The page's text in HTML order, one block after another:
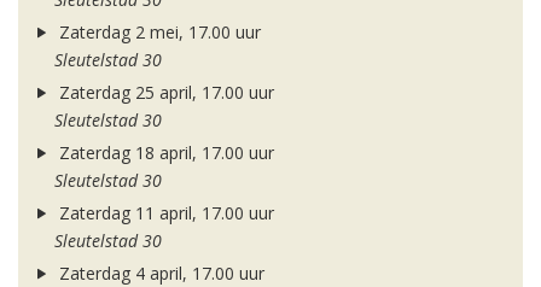
Zaterdag 2 mei, 17.00 uur
Sleutelstad 30
Zaterdag 25 april, 17.00 uur
Sleutelstad 30
Zaterdag 18 april, 17.00 uur
Sleutelstad 30
Zaterdag 11 april, 17.00 uur
Sleutelstad 30
Zaterdag 4 april, 17.00 uur